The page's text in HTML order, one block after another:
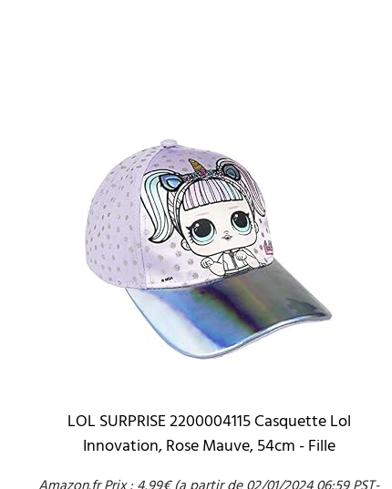
LOL SURPRISE 2200004115 Casquette Lol
Innovation, Rose Mauve, 54cm - Fille